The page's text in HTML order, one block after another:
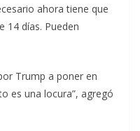
ahora tiene que
14 días. Pueden
Trump a poner en
es una locura”, agregó